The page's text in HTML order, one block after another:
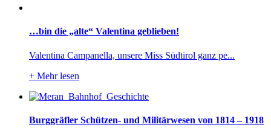
…bin die „alte“ Valentina geblieben!
Valentina Campanella, unsere Miss Südtirol ganz pe...
+ Mehr lesen
Burggräfler Schützen- und Militärwesen von 1814 – 1918